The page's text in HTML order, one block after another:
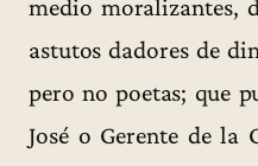
medio moralizantes,
astutos dadores de
pero no poetas; que
José o Gerente de la